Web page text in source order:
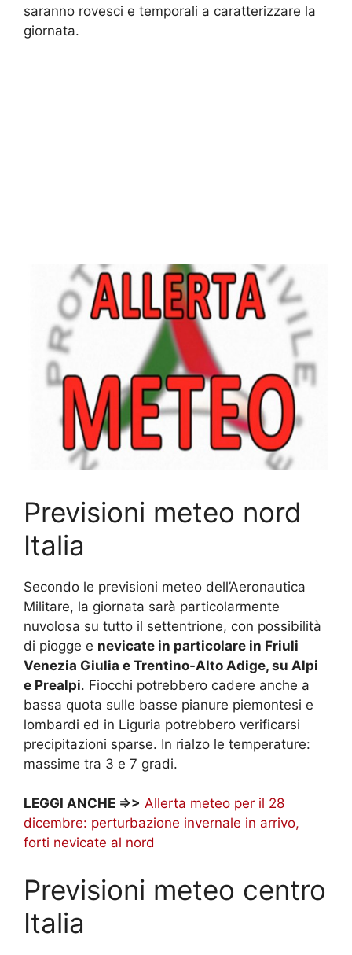
saranno rovesci e temporali a caratterizzare la
giornata.
Previsioni meteo nord
Italia
Secondo le previsioni meteo dell’Aeronautica
Militare, la giornata sarà particolarmente
nuvolosa su tutto il settentrione, con possibilità
di piogge e nevicate in particolare in Friuli
Venezia Giulia e Trentino-Alto Adige, su Alpi
e Prealpi. Fiocchi potrebbero cadere anche a
bassa quota sulle basse pianure piemontesi e
lombardi ed in Liguria potrebbero verificarsi
precipitazioni sparse. In rialzo le temperature:
massime tra 3 e 7 gradi.
LEGGI ANCHE =>> Allerta meteo per il 28
dicembre: perturbazione invernale in arrivo,
forti nevicate al nord
Previsioni meteo centro
Italia